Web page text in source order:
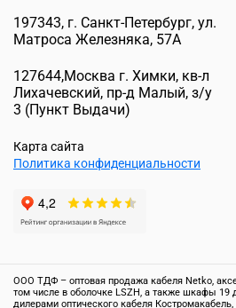
197343, г. Санкт-Петербург, ул.
Матроса Железняка, 57A
127644,Москва г. Химки, кв-л
Лихачевский, пр-д Малый, з/у
3 (Пункт Выдачи)
Карта сайта
Политика конфиденциальности
ООО ТДФ – оптовая продажа кабеля Netko,
том числе в оболочке LSZH, а также шкафы
дилерами оптического кабеля